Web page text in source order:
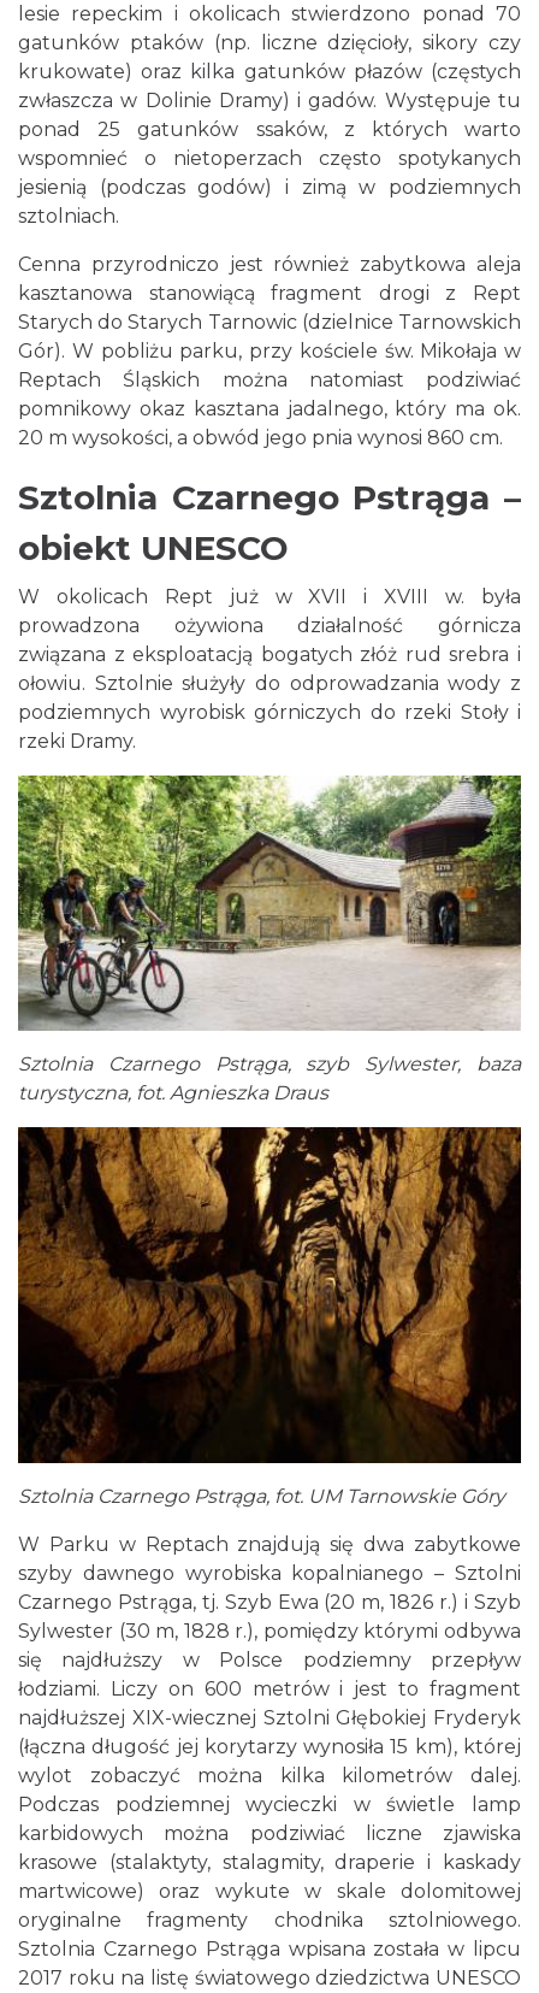
lesie repeckim i okolicach stwierdzono ponad 70
gatunków ptaków (np. liczne dzięcioły, sikory czy
krukowate) oraz kilka gatunków płazów (częstych
zwłaszcza w Dolinie Dramy) i gadów. Występuje tu
ponad 25 gatunków ssaków, z których warto
wspomnieć o nietoperzach często spotykanych
jesienią (podczas godów) i zimą w podziemnych
sztolniach.
Cenna przyrodniczo jest również zabytkowa aleja
kasztanowa stanowiącą fragment drogi z Rept
Starych do Starych Tarnowic (dzielnice Tarnowskich
Gór). W pobliżu parku, przy kościele św. Mikołaja w
Reptach Śląskich można natomiast podziwiać
pomnikowy okaz kasztana jadalnego, który ma ok.
20 m wysokości, a obwód jego pnia wynosi 860 cm.
Sztolnia Czarnego Pstrąga –
obiekt UNESCO
W okolicach Rept już w XVII i XVIII w. była
prowadzona ożywiona działalność górnicza
związana z eksploatacją bogatych złóż rud srebra i
ołowiu. Sztolnie służyły do odprowadzania wody z
podziemnych wyrobisk górniczych do rzeki Stoły i
rzeki Dramy.
Sztolnia Czarnego Pstrąga, szyb Sylwester, baza
turystyczna, fot. Agnieszka Draus
Sztolnia Czarnego Pstrąga, fot. UM Tarnowskie Góry
W Parku w Reptach znajdują się dwa zabytkowe
szyby dawnego wyrobiska kopalnianego – Sztolni
Czarnego Pstrąga, tj. Szyb Ewa (20 m, 1826 r.) i Szyb
Sylwester (30 m, 1828 r.), pomiędzy którymi odbywa
się najdłuższy w Polsce podziemny przepływ
łodziami. Liczy on 600 metrów i jest to fragment
najdłuższej XIX-wiecznej Sztolni Głębokiej Fryderyk
(łączna długość jej korytarzy wynosiła 15 km), której
wylot zobaczyć można kilka kilometrów dalej.
Podczas podziemnej wycieczki w świetle lamp
karbidowych można podziwiać liczne zjawiska
krasowe (stalaktyty, stalagmity, draperie i kaskady
martwicowe) oraz wykute w skale dolomitowej
oryginalne fragmenty chodnika sztolniowego.
Sztolnia Czarnego Pstrąga wpisana została w lipcu
2017 roku na listę światowego dziedzictwa UNESCO